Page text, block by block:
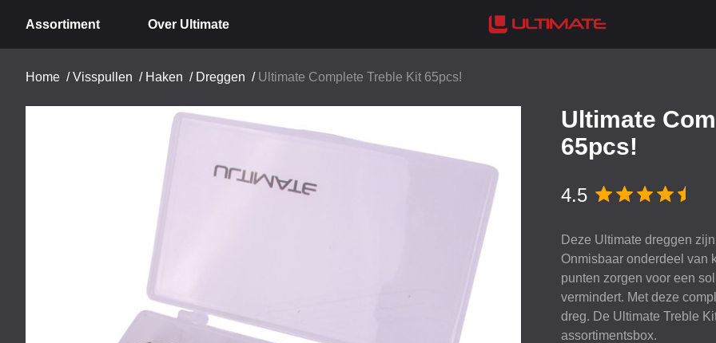
Assortiment Over Ultimate
Home /Visspullen / Haken / Dreggen / Ultimate Complete Treble Kit 65pcs!
Ultimate
65pcs!
4.5
Deze Ultimate dreggen
Onmisbaar onderdeel van
punten zorgen voor een
vermindert. Met deze
dreg. De Ultimate Treble
assortimentsbox.